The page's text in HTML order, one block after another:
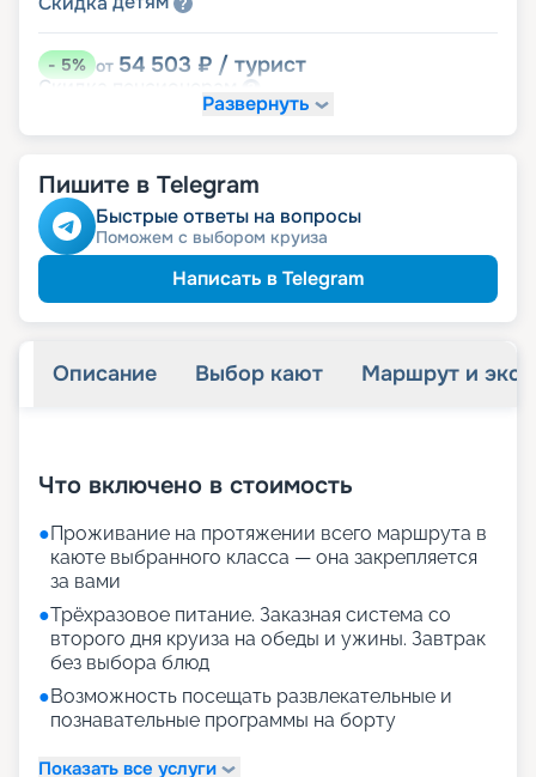
-5% от 54 503 ₽ / турист
Скидка
Развернуть
Пишите в Telegram
Быстрые ответы на вопросы
Поможем с выбором круиза
Написать в Telegram
Описание Выбор кают Маршрут и
Что включено в стоимость
●Проживание на протяжении всего маршрута в
каюте выбранного класса — она закрепляется
за вами
●Трёхразовое питание. Заказная система со
второго дня круиза на обеды и ужины. Завтрак
без выбора блюд
●Возможность посещать развлекательные и
познавательные программы на борту
Показать все услуги